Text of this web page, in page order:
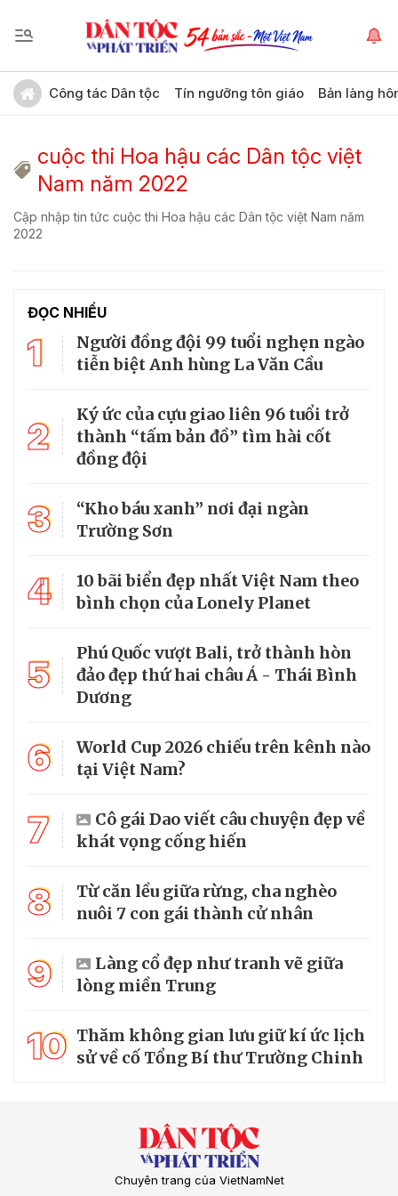
Công tác Dân tộc Tín ngưỡng tôn giáo Bản làng
cuộc thi Hoa hậu các Dân tộc việt
Nam năm 2022
Cập nhập tin tức cuộc thi Hoa hậu các Dân tộc việt Nam năm
2022
ĐỌC NHIỀU
1
Người đồng đội 99 tuổi nghẹn ngào
tiễn biệt Anh hùng La Văn Cầu
2
Ký ức của cựu giao liên 96 tuổi trở
thành “tấm bản đồ” tìm hài cốt
đồng đội
3
“Kho báu xanh” nơi đại ngàn
Trường Sơn
4
10 bãi biển đẹp nhất Việt Nam theo
bình chọn của Lonely Planet
5
Phú Quốc vượt Bali, trở thành hòn
đảo đẹp thứ hai châu Á - Thái Bình
Dương
6
World Cup 2026 chiếu trên kênh nào
tại Việt Nam?
7
Cô gái Dao viết câu chuyện đẹp về
khát vọng cống hiến
8
Từ căn lều giữa rừng, cha nghèo
nuôi 7 con gái thành cử nhân
9
Làng cổ đẹp như tranh vẽ giữa
lòng miền Trung
10 Thăm không gian lưu giữ kí ức lịch
sử về cố Tổng Bí thư Trường Chinh
Chuyên trang của VietNamNet